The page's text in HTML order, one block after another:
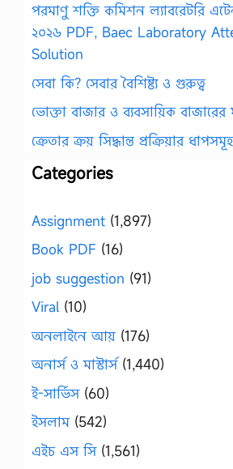
পরমাণু শক্তি কমিশন ল্যাবরেটরি
২০২৬ PDF, Baec Laboratory
Solution
সেবা কি? সেবার বৈশিষ্ট্য ও গুরুত্ব
ভোক্তা বাজার ও ব্যবসায়িক বাজারের
ক্রেতার ক্রয় সিদ্ধান্ত প্রক্রিয়ার
Categories
Assignment (1,897)
Book PDF (16)
job suggestion (91)
Viral (10)
অনলাইনে আয় (176)
অনার্স ও মাস্টার্স(1,440)
ই-সার্ভিস(60)
ইসলাম(542)
এইচ এস সি(1,561)